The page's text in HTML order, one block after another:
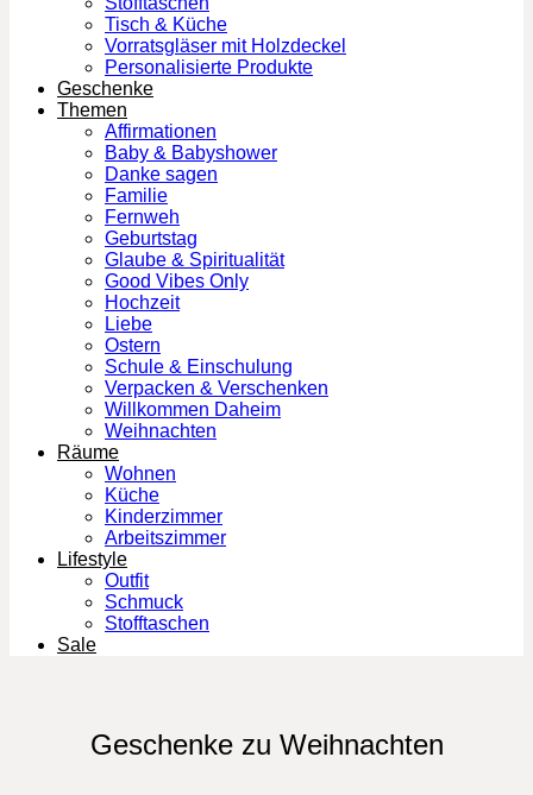
Tisch & Küche
Vorratsgläser mit Holzdeckel
Personalisierte Produkte
Geschenke
Themen
Affirmationen
Baby & Babyshower
Danke sagen
Familie
Fernweh
Geburtstag
Glaube & Spiritualität
Good Vibes Only
Hochzeit
Liebe
Ostern
Schule & Einschulung
Verpacken & Verschenken
Willkommen Daheim
Weihnachten
Räume
Wohnen
Küche
Kinderzimmer
Arbeitszimmer
Lifestyle
Outfit
Schmuck
Stofftaschen
Sale
Geschenke zu Weihnachten